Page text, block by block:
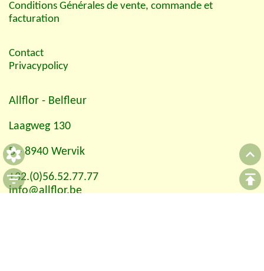
Conditions Générales de vente, commande et
facturation
Contact
Privacypolicy
Allflor - Belfleur
Laagweg 130
B - 8940 Wervik
+32.(0)56.52.77.77
info@allflor.be